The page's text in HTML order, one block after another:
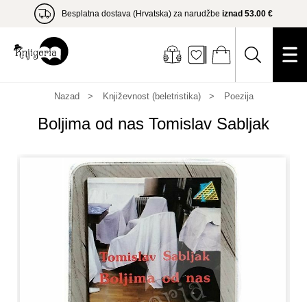
Besplatna dostava (Hrvatska) za narudžbe iznad 53.00 €
Nazad Književnost (beletristika) Poezija
Boljima od nas Tomislav Sabljak